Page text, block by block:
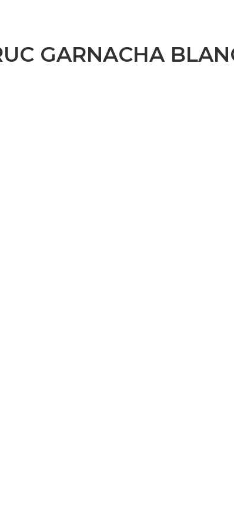
GARNACHA